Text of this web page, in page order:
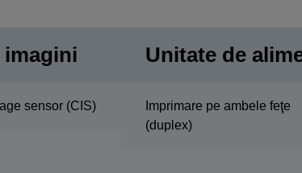
imagini
sensor (CIS)
Unitate de
Imprimare pe ambele feţe
(duplex)